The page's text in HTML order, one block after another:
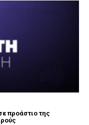
προάστιο της